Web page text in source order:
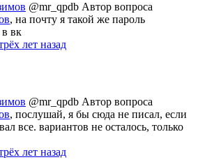
@mr_qpdb Автор вопроса
, на почту я такой же пароль
в вк
лет назад
@mr_qpdb Автор вопроса
, послушай, я бы сюда не писал, если
все. вариантов не осталось, только
лет назад